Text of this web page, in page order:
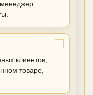
менеджер
клиентов,
товаре,